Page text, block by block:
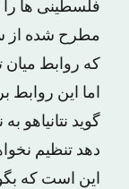
فلسطینی ها
مطرح شده از
که روابط میان
اما این روابط
گوید نتانیاهو
دهد تنظیم
این است که